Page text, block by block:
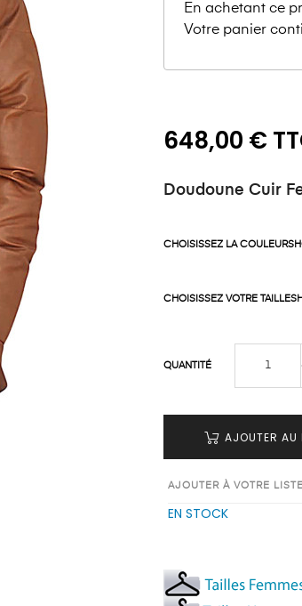
En achetant ce
Votre panier
648,00 €
Doudoune Cuir
CHOISISSEZ LA
CHOISISSEZ VOTRE
QUANTITÉ
AJOUTER AU
AJOUTER À VOTRE
EN STOCK